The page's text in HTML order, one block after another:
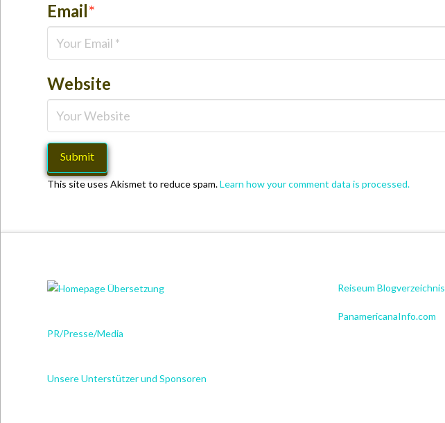
Email*
Website
This site uses Akismet to reduce spam.Learn how your comment data is processed.
PR/Presse/Media
Unsere Unterstützer und Sponsoren
Reiseum Blogverzeichnis
PanamericanaInfo.com